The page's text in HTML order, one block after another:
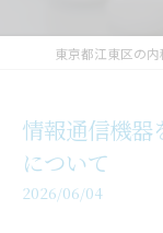
情報通信機器
について
2026/06/04